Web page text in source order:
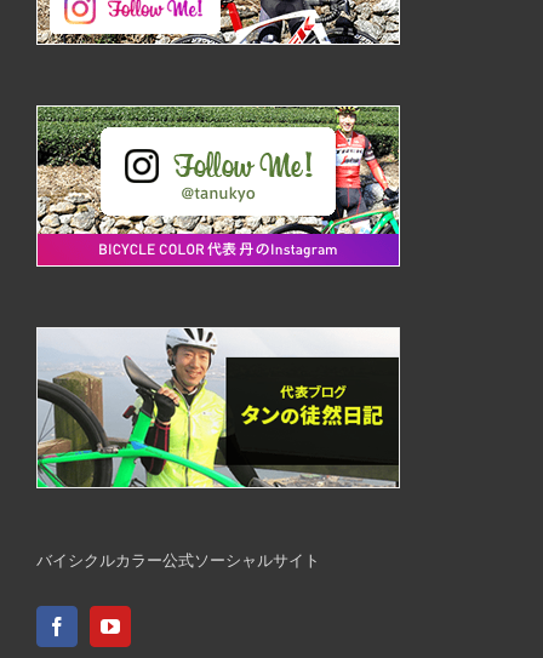
バイシクルカラー公式ソーシャルサイト